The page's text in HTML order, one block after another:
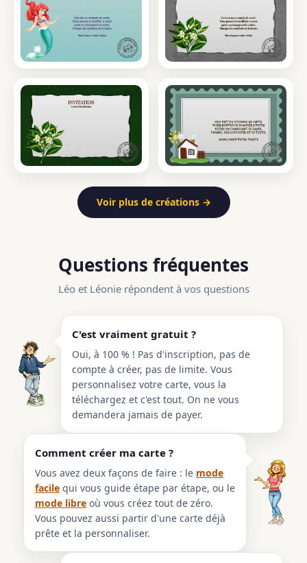
Voir plus de créations →
Questions fréquentes
Léo et Léonie répondent à vos questions
C'est vraiment gratuit ?
Oui, à 100 % ! Pas d'inscription, pas de
compte à créer, pas de limite. Vous
personnalisez votre carte, vous la
téléchargez et c'est tout. On ne vous
demandera jamais de payer.
Comment créer ma carte ?
Vous avez deux façons de faire : le mode
facile qui vous guide étape par étape, ou le
mode libre où vous créez tout de zéro.
Vous pouvez aussi partir d'une carte déjà
prête et la personnaliser.